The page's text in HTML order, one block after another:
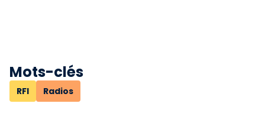
Mots-clés
RFI Radios